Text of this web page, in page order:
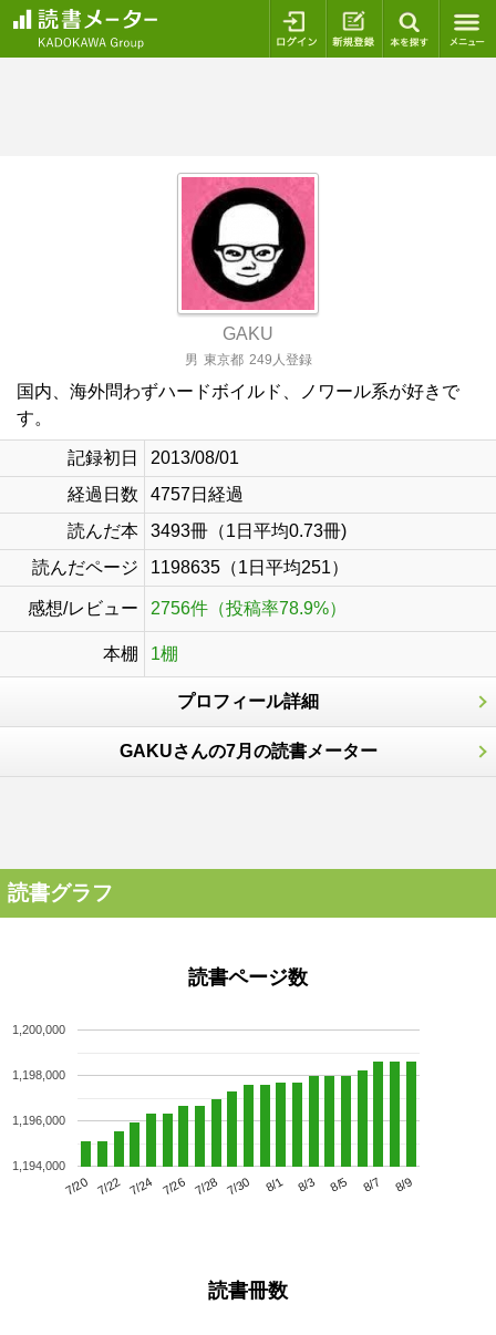
ログイン 新規登録
GAKU
男 東京都 249人登録
国内、海外問わずハードボイルド、ノワール系が好きで
す。
記録初日
2013/08/01
経過日数
4757日経過
読んだ本
3493冊（1日平均0.73冊)
読んだページ
1198635（1日平均251）
感想/レビュー 2756件（投稿率78.9%）
本棚 1棚
プロフィール詳細
GAKUさんの7月の読書メーター
読書グラフ
読書ページ数
7/20 7/22 7/24 7/26 7/28 7/30 8/1 8/3 8/5 8/7 8/9
1,194,000
1,196,000
1,198,000
1,200,000
読書冊数